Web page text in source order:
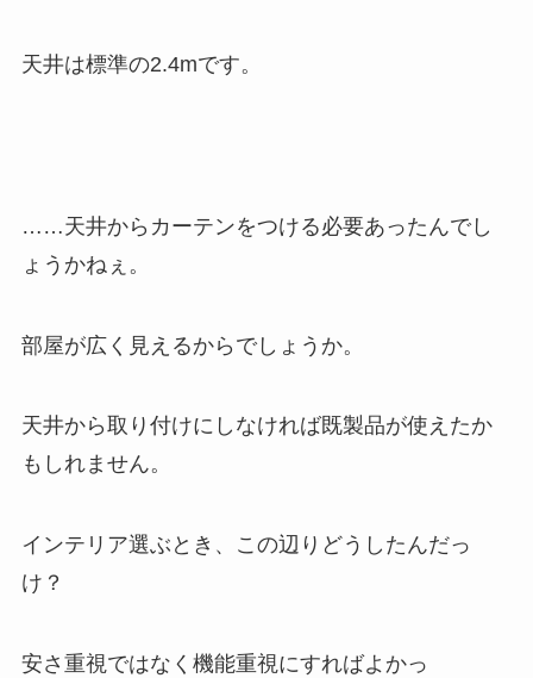
天井は標準の2.4mです。
……天井からカーテンをつける必要あったんでし
ょうかねぇ。
部屋が広く見えるからでしょうか。
天井から取り付けにしなければ既製品が使えたか
もしれません。
インテリア選ぶとき、この辺りどうしたんだっ
け？
安さ重視ではなく機能重視にすればよかっ